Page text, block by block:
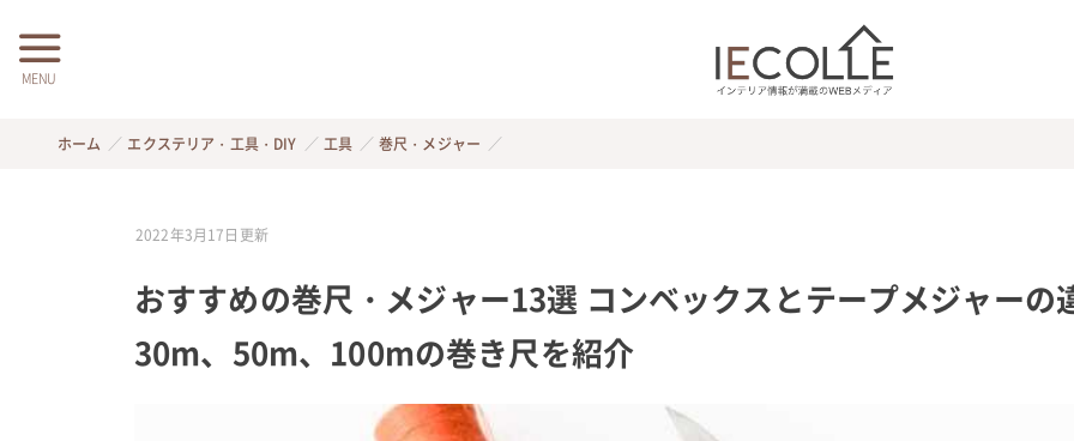
MENU
ホーム エクステリア・工具・DIY 工具 巻尺・メジャー
2022年3月17日 更新
おすすめの巻尺・メジャー13選 コンベックスとテープメジャーの
30m、50m、100mの巻き尺を紹介